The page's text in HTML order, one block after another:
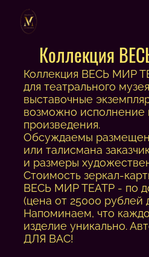
Коллекция
Коллекция ВЕСЬ МИР
для театрального
выставочные
возможно исполнение
произведения.
Обсуждаемы
или талисмана
и размеры
Стоимость зеркал-
ВЕСЬ МИР ТЕАТР - по
(цена от 25000 рублей
Напоминаем, что
изделие уникально.
ДЛЯ ВАС!